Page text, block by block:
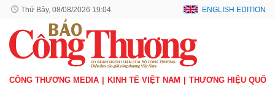
Thứ Bảy, 08/08/2026 19:04 ENGLISH EDITION
CÔNG THƯƠNG MEDIA KINH TẾ VIỆT NAM THƯƠNG HIỆU QUỐC